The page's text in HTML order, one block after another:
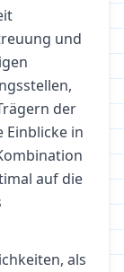
und
der
in
auf die
als